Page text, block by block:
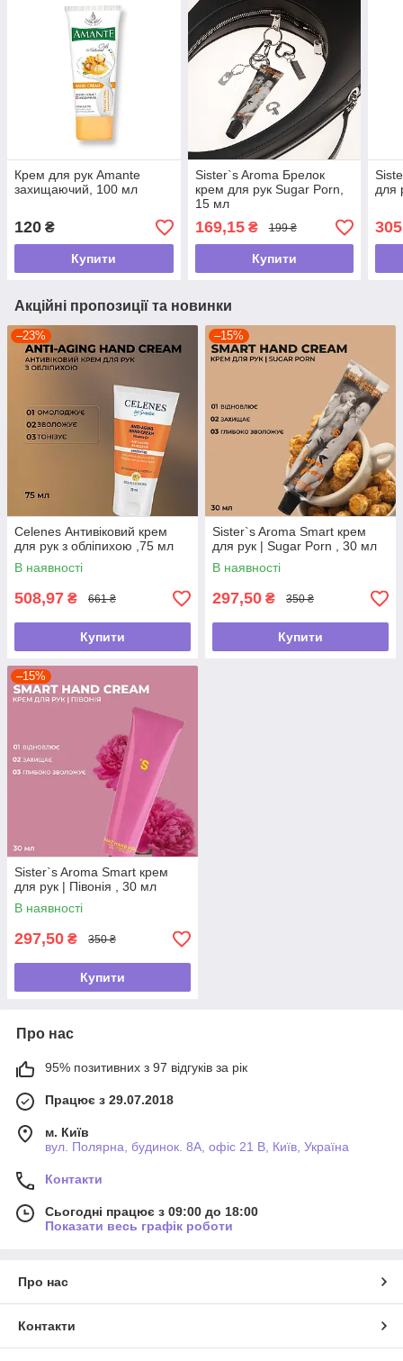
Крем для рук Amante
захищаючий, 100 мл
120 ₴
Купити
Sister`s Aroma Брелок
крем для рук Sugar Porn,
15 мл
169,15₴ 199 ₴
Купити
для
Акційні пропозиції та новинки
–23%
Celenes Антивіковий крем
для рук з обліпихою ,75 мл
В наявності
508,97 ₴ 661 ₴
Купити
–15%
Sister`s Aroma Smart крем
для рук | Sugar Porn , 30 мл
В наявності
297,50 ₴ 350 ₴
Купити
–15%
Sister`s Aroma Smart крем
для рук | Півонія , 30 мл
В наявності
297,50 ₴ 350 ₴
Купити
Про нас
95% позитивних з 97 відгуків за рік
Працює з 29.07.2018
м. Київ
вул. Полярна, будинок. 8А, офіс 21 В, Київ, Україна
Контакти
Сьогодні працює з 09:00 до 18:00
Показати весь графік роботи
Про нас
Контакти